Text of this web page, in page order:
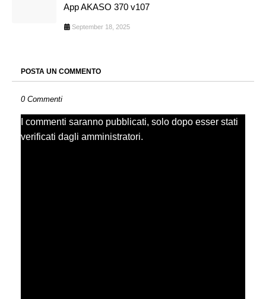
App AKASO 370 v107
September 18, 2025
POSTA UN COMMENTO
0 Commenti
I commenti saranno pubblicati, solo dopo esser stati
verificati dagli amministratori.